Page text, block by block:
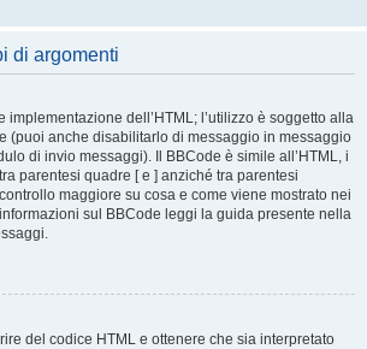
di argomenti
implementazione dell’HTML; l’utilizzo è soggetto alla
(puoi anche disabilitarlo di messaggio in messaggio
di invio messaggi). Il BBCode è simile all’HTML, i
parentesi quadre [ e ] anziché tra parentesi
maggiore su cosa e come viene mostrato nei
sul BBCode leggi la guida presente nella
del codice HTML e ottenere che sia interpretato